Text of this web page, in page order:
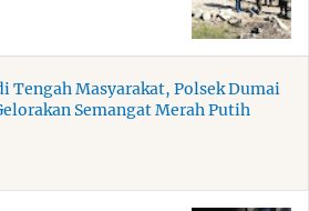
Tengah Masyarakat, Polsek Dumai
Semangat Merah Putih